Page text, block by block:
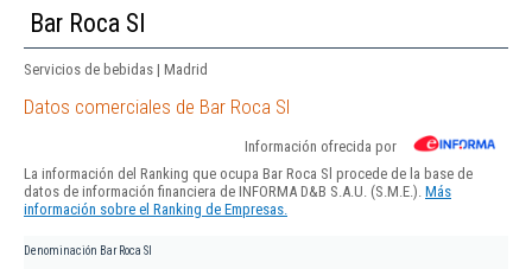
Bar Roca Sl
Servicios de bebidas | Madrid
Datos comerciales de Bar Roca Sl
Información ofrecida por
La información del Ranking que ocupa Bar Roca Sl procede de la base de
datos de información financiera de INFORMA D&B S.A.U. (S.M.E.). Más
información sobre el Ranking de Empresas.
Denominación Bar Roca Sl